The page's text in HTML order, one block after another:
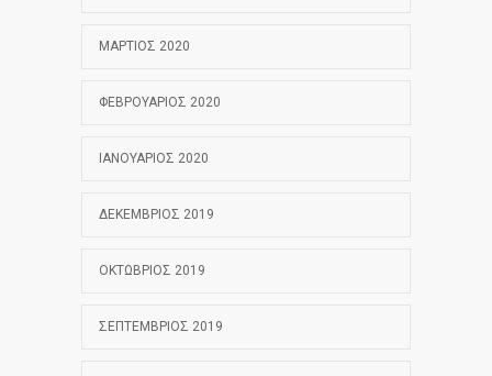
ΜΆΡΤΙΟΣ 2020
ΦΕΒΡΟΥΆΡΙΟΣ 2020
ΙΑΝΟΥΆΡΙΟΣ 2020
ΔΕΚΈΜΒΡΙΟΣ 2019
ΟΚΤΏΒΡΙΟΣ 2019
ΣΕΠΤΈΜΒΡΙΟΣ 2019